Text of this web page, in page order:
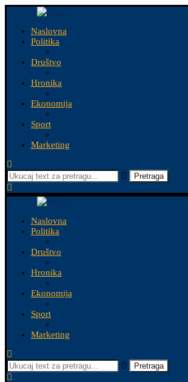
Naslovna
Politika
Društvo
Hronika
Ekonomija
Sport
Marketing
Pretraga
Naslovna
Politika
Društvo
Hronika
Ekonomija
Sport
Marketing
Pretraga